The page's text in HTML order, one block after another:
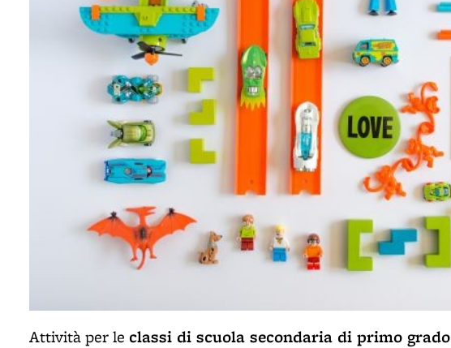
Attività per le classi di scuola secondaria di primo grado